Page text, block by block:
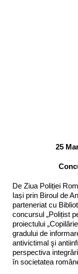
25
De Ziua Poliției
Iași prin Biroul de
parteneriat cu
concursul „Polițist
proiectului
gradului de
antivictimal şi
perspectiva
în societatea